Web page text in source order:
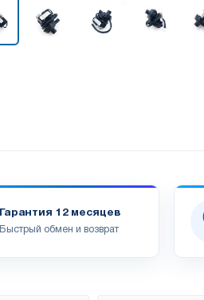
Гарантия 12 месяцев
Быстрый обмен и возврат